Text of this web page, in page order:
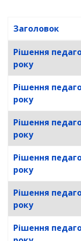
Заголовок
Рішення
року
Рішення
року
Рішення
року
Рішення
року
Рішення
року
Рішення